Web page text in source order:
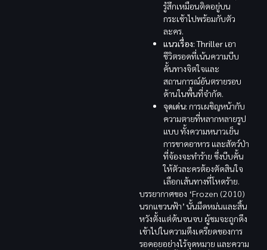
รู้สึกเหมือนติดอยู่บน
กระเช้าไปพร้อมกับตัว
ละคร.
แนวเรื่อง: Thriller เอา
ชีวิตรอดที่เน้นความบีบ
คั้นทางจิตใจและ
สถานการณ์อันตรายรอบ
ด้านในพื้นที่จำกัด.
จุดเด่น: การเผชิญหน้ากับ
ความตายที่หลากหลายรูป
แบบ ทั้งความหนาวเย็น
การขาดอาหาร และสัตว์ป่า
ที่จ้องจะทำร้าย ซึ่งบีบคั้น
ให้ตัวละครต้องตัดสินใจ
เลือกเส้นทางที่โหดร้าย.
บรรยากาศของ ‘Frozen (2010)
นรกแขวนฟ้า’ นั้นมืดหม่นและสิ้น
หวังตั้งแต่ต้นจนจบ ผู้ชมจะถูกดึง
เข้าไปในความตึงเครียดของการ
รอคอยอย่างไร้จุดหมาย และความ